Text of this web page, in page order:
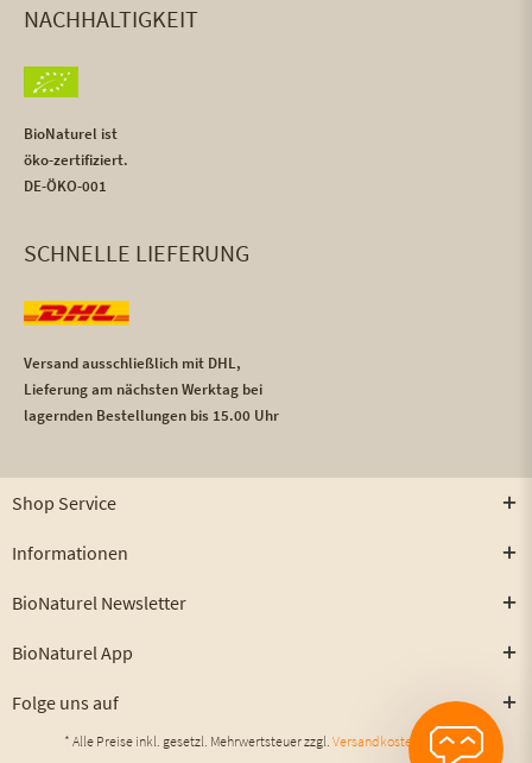
NACHHALTIGKEIT
BioNaturel ist
öko-zertifiziert.
DE-ÖKO-001
SCHNELLE LIEFERUNG
Versand ausschließlich mit DHL,
Lieferung am nächsten Werktag bei
lagernden Bestellungen bis 15.00 Uhr
Shop Service
Informationen
BioNaturel Newsletter
BioNaturel App
Folge uns auf
* Alle Preise inkl. gesetzl. Mehrwertsteuer zzgl. Versandkosten
und ggf.